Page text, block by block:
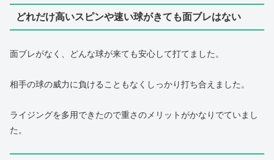
どれだけ高いスピンや速い球がきても面ブレはない
面ブレがなく、どんな球が来ても安心して打てました。
相手の球の威力に負けることもなくしっかり打ち合えました。
ライジングを多用できたので重さのメリットがかなりでていまし
た。